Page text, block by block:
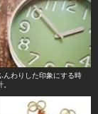
んわりした印象にする時
。